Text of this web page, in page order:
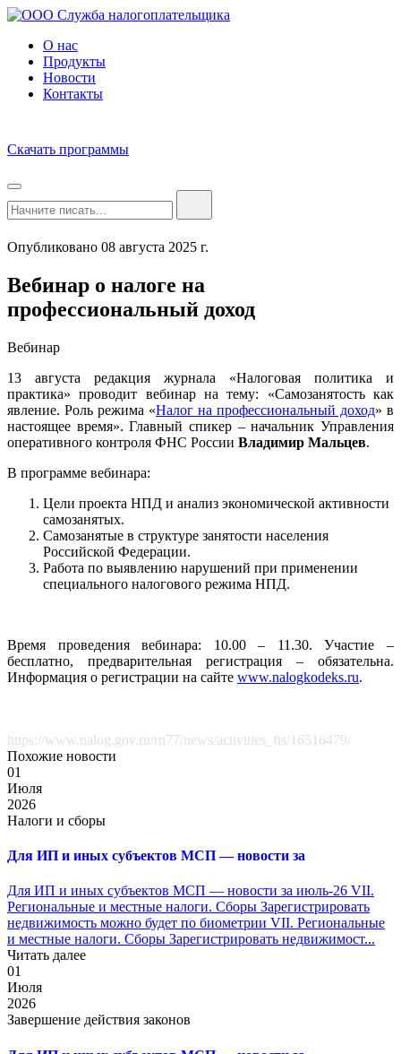
О нас
Продукты
Новости
Контакты
Скачать программы
Опубликовано 08 августа 2025 г.
Вебинар о налоге на
профессиональный доход
Вебинар
13 августа редакция журнала «Налоговая политика и
практика» проводит вебинар на тему: «Самозанятость как
явление. Роль режима «Налог на профессиональный доход» в
настоящее время». Главный спикер – начальник Управления
оперативного контроля ФНС России Владимир Мальцев.
В программе вебинара:
Цели проекта НПД и анализ экономической активности
самозанятых.
Самозанятые в структуре занятости населения
Российской Федерации.
Работа по выявлению нарушений при применении
специального налогового режима НПД.
Время проведения вебинара: 10.00 – 11.30. Участие –
бесплатно, предварительная регистрация – обязательна.
Информация о регистрации на сайте www.nalogkodeks.ru.
https://www.nalog.gov.ru/rn77/news/activities_fts/16516479/
Похожие новости
01
Июля
2026
Налоги и сборы
Для ИП и иных субъектов МСП — новости за
Для ИП и иных субъектов МСП — новости за июль-26 VII.
Региональные и местные налоги. Сборы Зарегистрировать
недвижимость можно будет по биометрии VII. Региональные
и местные налоги. Сборы Зарегистрировать недвижимост...
Читать далее
01
Июля
2026
Завершение действия законов